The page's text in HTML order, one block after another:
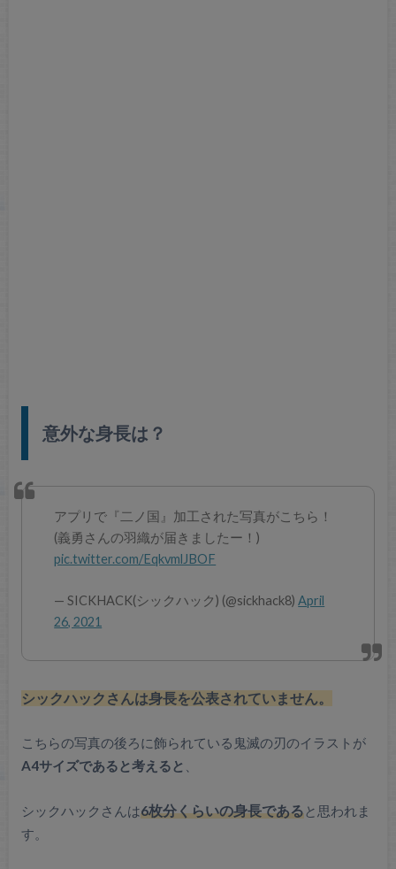
意外な身長は？
アプリで『二ノ国』加工された写真がこちら！
(義勇さんの羽織が届きましたー！)
pic.twitter.com/EqkvmlJBOF
— SICKHACK(シックハック) (@sickhack8)April
26, 2021
シックハックさんは身長を公表されていません。
こちらの写真の後ろに飾られている鬼滅の刃のイラストが
A4サイズであると考えると
シックハックさんは6枚分くらいの身長であると思われま
す。